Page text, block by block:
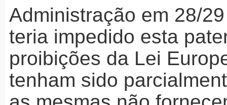
Administração em 28/
teria impedido esta
proibições da Lei
tenham sido